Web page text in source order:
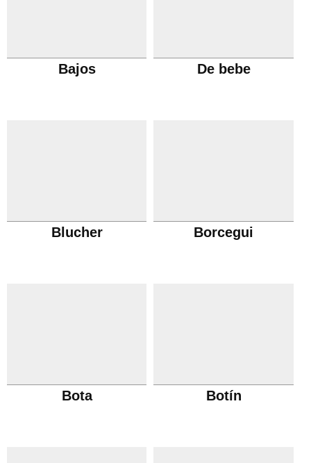
Bajos De bebe
Blucher Borcegui
Bota Botín